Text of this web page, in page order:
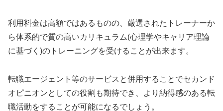
利用料金は高額ではあるものの、厳選されたトレーナーか
ら体系的で質の高いカリキュラム(心理学やキャリア理論
に基づく)のトレーニングを受けることが出来ます。
転職エージェント等のサービスと併用することでセカンド
オピニオンとしての役割も期待でき、より納得感のある転
職活動をすることが可能になるでしょう。